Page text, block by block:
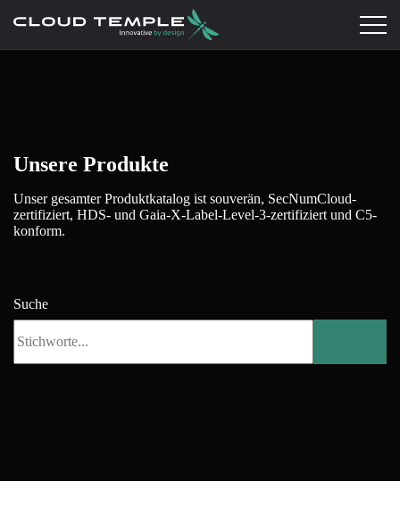
Unsere Produkte
Unser gesamter Produktkatalog ist souverän, SecNumCloud-
zertifiziert, HDS- und Gaia-X-Label-Level-3-zertifiziert und C5-
konform.
Suche